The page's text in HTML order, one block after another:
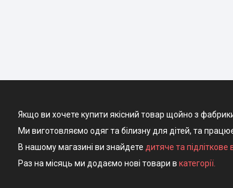
Якщо ви хочете купити якісний товар щойно з
Ми виготовляємо одяг та білизну для дітей, та
В нашому магазині ви знайдете дитяче та підліткове
Раз на місяць ми додаємо нові товари в категорії.